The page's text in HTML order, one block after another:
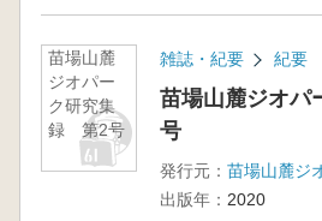
苗場山麓
ジオパー
ク研究集
録 第2号
雑誌・紀要 紀要
苗場山麓ジオ
号
発行元： 苗場山麓ジ
出版年： 2020